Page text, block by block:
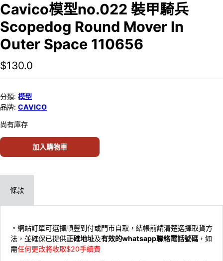
Cavico模型no.022 裝甲騎兵
Scopedog Round Mover In
Outer Space 110656
$130.0
分類: 模型
品牌: CAVICO
尚有庫存
加入購物車
條款
。網站訂單可選擇順豐到付或門市自取，結帳前請清楚選擇取貨方
法，並確保已提供正確地址及有效的whatsapp聯絡電話號碼 ，如
需任何更改將收取$20手續費